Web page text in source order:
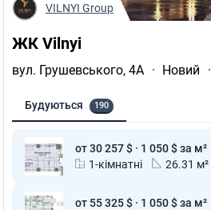
ЖК Vilnyi
вул. Грушевського, 4А · Новий ·
Будуються 190
от 30 257 $ · 1 050 $ за м²
1-кімнатні
26.31 м²
от 55 325 $ · 1 050 $ за м²
VILNYI Group